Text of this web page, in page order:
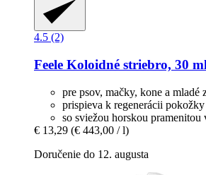
4.5 (2)
Feele Koloidné striebro, 30 ml
pre psov, mačky, kone a mladé
prispieva k regenerácii pokožky
so sviežou horskou pramenitou
€ 13,29 (€ 443,00 / l)
Doručenie do 12. augusta